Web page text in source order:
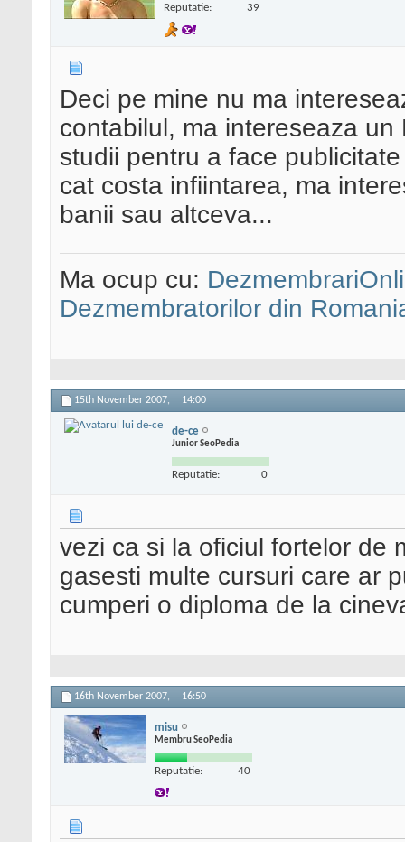
Reputatie: 39
Deci pe mine nu ma
contabilul, ma intereseaza
studii pentru a face
cat costa infiintarea, ma
banii sau altceva...
Ma ocup cu:
Dezmembratorilor din
15th November 2007, 14:00
de-ce
Junior SeoPedia
Reputatie: 0
vezi ca si la oficiul fortelor de
gasesti multe cursuri care ar
cumperi o diploma de la
16th November 2007, 16:50
misu
Membru SeoPedia
Reputatie: 40